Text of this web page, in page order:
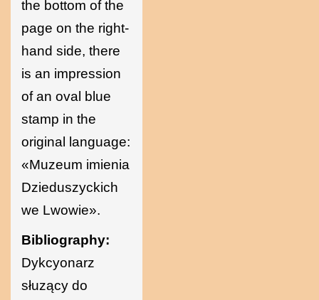
the bottom of the
page on the right-
hand side, there
is an impression
of an oval blue
stamp in the
original language:
«Muzeum imienia
Dzieduszyckich
we Lwowie».
Bibliography:
Dykcyonarz
słuzący do